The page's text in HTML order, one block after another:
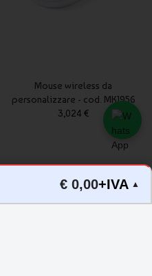
€ 0,00+IVA ▲
Mouse wireless da
personalizzare - cod. MK1956
3,024 €